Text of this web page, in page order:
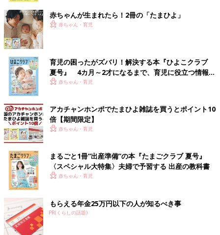
赤ちゃんが生まれたら！2冊の「たまひよ」
赤ちゃん・育児
育児の困ったがズバリ！解決する本『ひよこクラブ
夏号』 4カ月～2才になるまで、育児に役立つ情報が
いっぱい！
赤ちゃん・育児
アカチャンホンポでたまひよ雑誌を買うとポイント10
倍【期間限定】
赤ちゃん・育児
まるごと1冊“出産準備”の本『たまごクラブ 夏号』
〈スペシャル大特集〉夫婦で予習する 出産の教科書
赤ちゃん・育児
もらえる年金25万円以下の人が知るべき事
PR(くらしの話題)